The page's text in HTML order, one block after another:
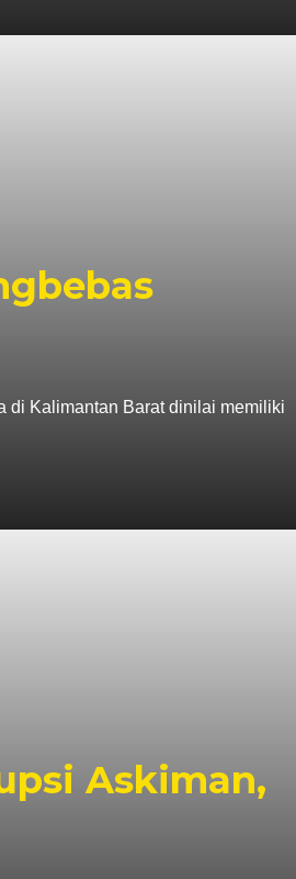
di Kalimantan Barat dinilai memiliki
Askiman,